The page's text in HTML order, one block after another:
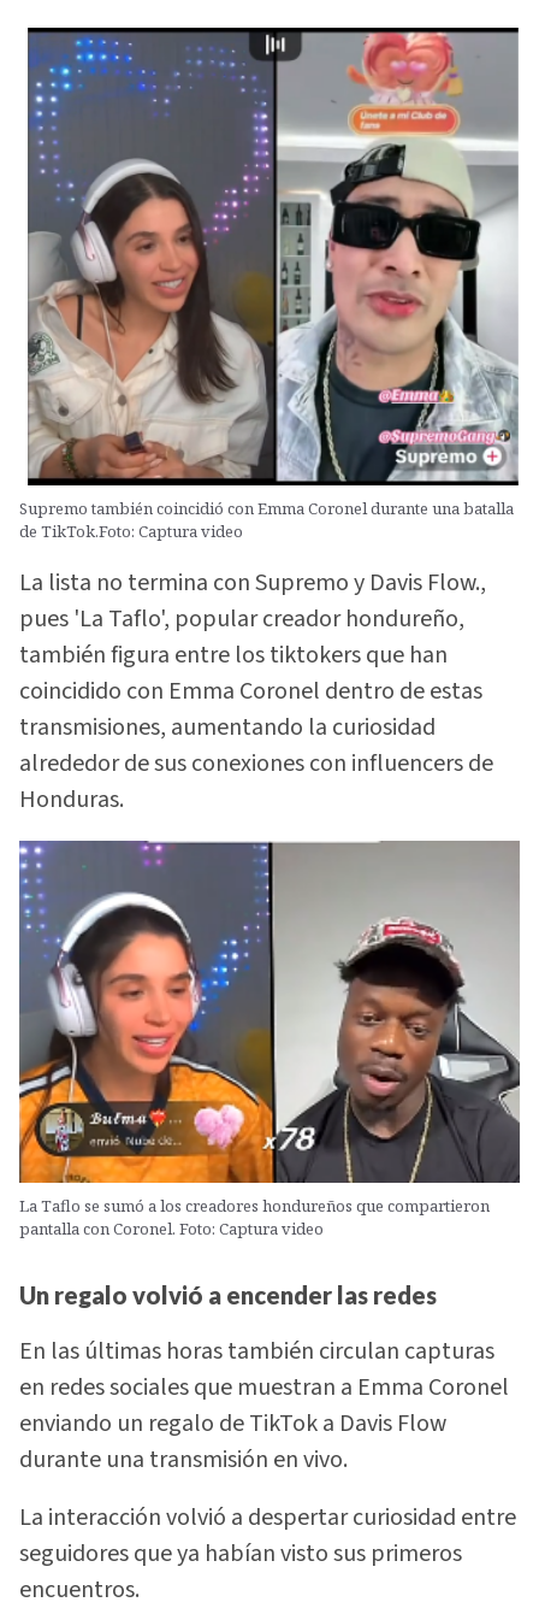
Supremo también coincidió con Emma Coronel durante una batalla
de TikTok.Foto: Captura video
La lista no termina con Supremo y Davis Flow.,
pues 'La Taflo', popular creador hondureño,
también figura entre los tiktokers que han
coincidido con Emma Coronel dentro de estas
transmisiones, aumentando la curiosidad
alrededor de sus conexiones con influencers de
Honduras.
La Taflo se sumó a los creadores hondureños que compartieron
pantalla con Coronel. Foto: Captura video
Un regalo volvió a encender las redes
En las últimas horas también circulan capturas
en redes sociales que muestran a Emma Coronel
enviando un regalo de TikTok a Davis Flow
durante una transmisión en vivo.
La interacción volvió a despertar curiosidad entre
seguidores que ya habían visto sus primeros
encuentros.